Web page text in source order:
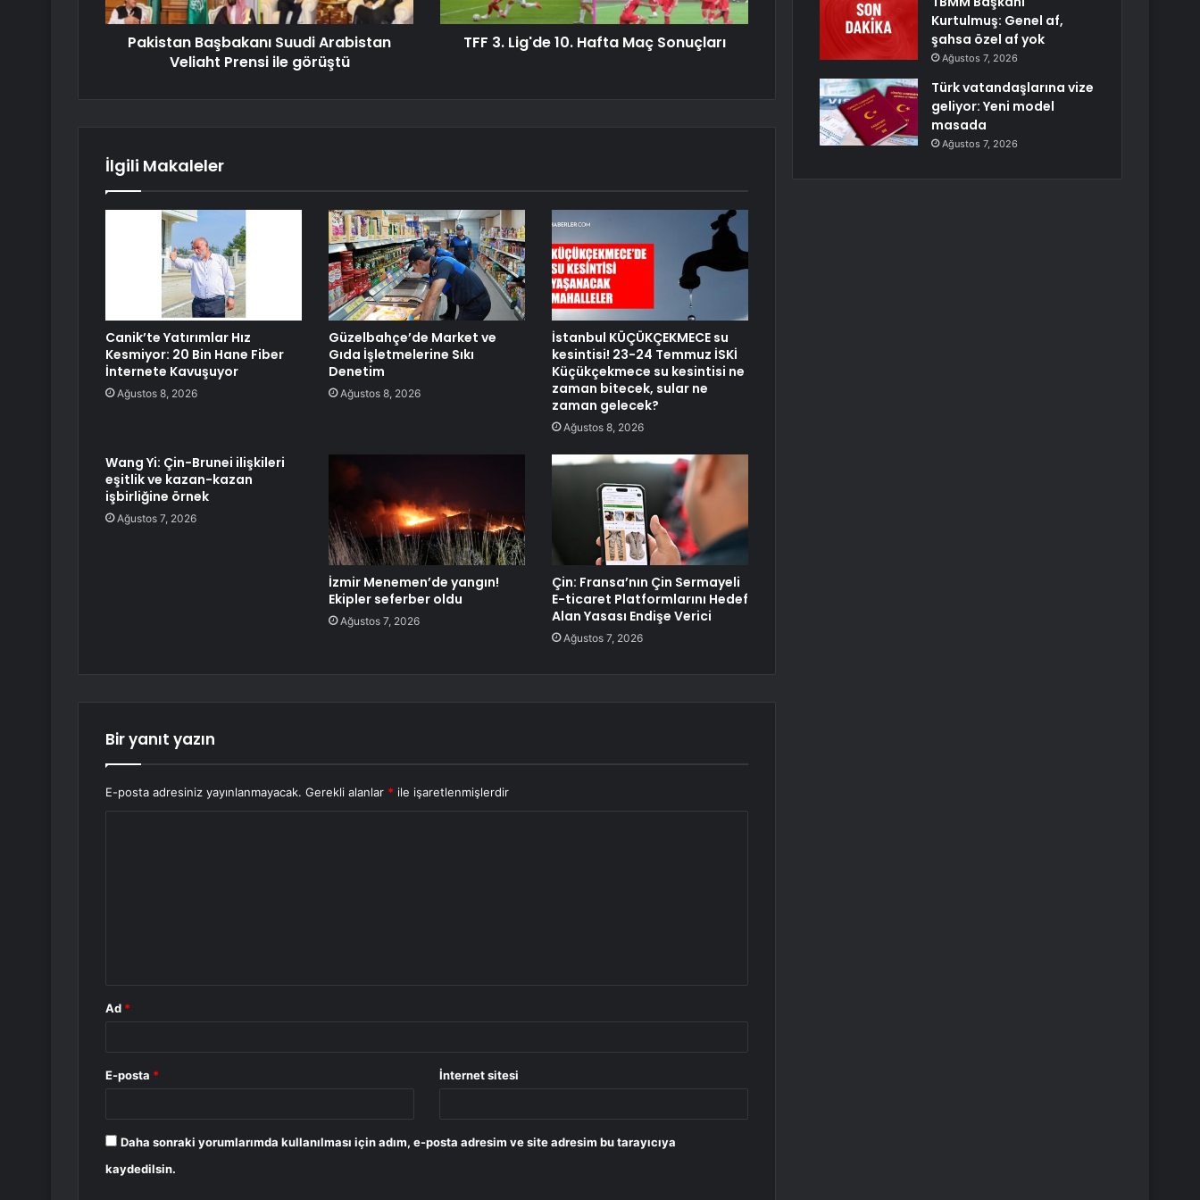
Pakistan Başbakanı Suudi Arabistan
Veliaht Prensi ile görüştü
TFF 3. Lig'de 10. Hafta Maç Sonuçları
İlgili Makaleler
Canik’te Yatırımlar Hız
Kesmiyor: 20 Bin Hane Fiber
İnternete Kavuşuyor
Ağustos 8, 2026
Güzelbahçe’de Market ve
Gıda İşletmelerine Sıkı
Denetim
Ağustos 8, 2026
İstanbul KÜÇÜKÇEKMECE su
kesintisi! 23-24 Temmuz İSKİ
Küçükçekmece su kesintisi ne
zaman bitecek, sular ne
zaman gelecek?
Ağustos 8, 2026
Wang Yi: Çin-Brunei ilişkileri
eşitlik ve kazan-kazan
işbirliğine örnek
Ağustos 7, 2026
İzmir Menemen’de yangın!
Ekipler seferber oldu
Ağustos 7, 2026
Çin: Fransa’nın Çin Sermayeli
E-ticaret Platformlarını Hedef
Alan Yasası Endişe Verici
Ağustos 7, 2026
Bir yanıt yazın
E-posta adresiniz yayınlanmayacak. Gerekli alanlar * ile işaretlenmişlerdir
Ad *
E-posta * İnternet sitesi
Daha sonraki yorumlarımda kullanılması için adım, e-posta adresim ve site adresim bu tarayıcıya
kaydedilsin.
Kurtulmuş: Genel af,
şahsa özel af yok
Ağustos 7, 2026
Türk vatandaşlarına vize
geliyor: Yeni model
masada
Ağustos 7, 2026